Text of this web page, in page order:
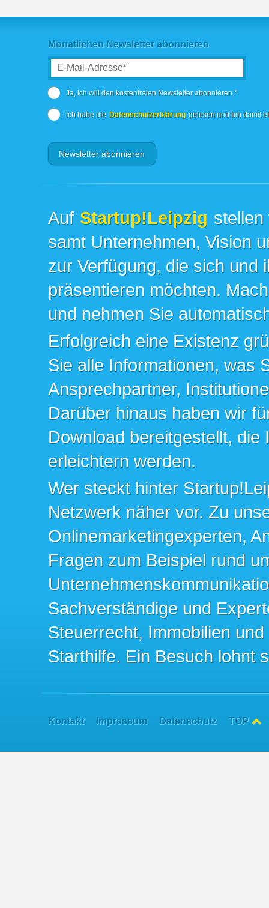
Monatlichen Newsletter abonnieren
Ja, ich will den kostenfreien Newsletter abonnieren.*
Ich habe die Datenschutzerklärung gelesen und bin damit
Auf Startup!Leipzig
samt Unternehmen, Vision
zur Verfügung, die sich und
präsentieren möchten.
und nehmen Sie
Erfolgreich eine Existenz
Sie alle Informationen, was
Ansprechpartner,
Darüber hinaus haben wir
Download bereitgestellt,
erleichtern werden.
Wer steckt hinter
Netzwerk näher vor. Zu
Onlinemarketingexperten,
Fragen zum Beispiel rund
Sachverständige und
Steuerrecht, Immobilien
Starthilfe. Ein Besuch lohnt
Kontakt Impressum Datenschutz TOP